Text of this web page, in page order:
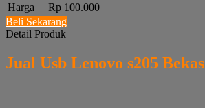
Harga
Rp 100.000
Beli Sekarang
Detail Produk
Jual Usb Lenovo s205 Bekas